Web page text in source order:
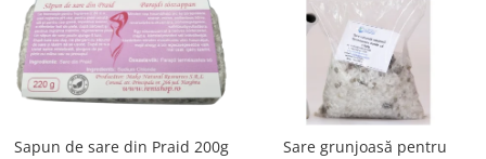
Sapun de sare din Praid 200g
Sare grunjoasă pentru